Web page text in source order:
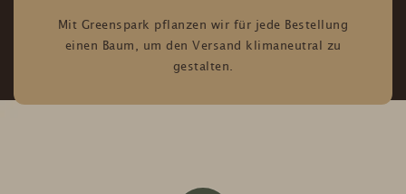
Mit Greenspark pflanzen wir für jede Bestellung
einen Baum, um den Versand klimaneutral zu
gestalten.